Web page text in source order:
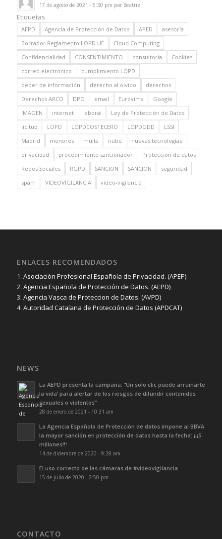
17 de agosto de 2021 - 5:30 pm por Beatriz
Etiquetas
AEPD Agencia de Protección de Datos APED
asesoría
Borrador Reglamento LOPD UE
Cloud Computing
Confidencialidad
CONSENTIMIENTO consultoría
Cookies
correo electrónico
cumplimiento LOPD
deber de información
derecho al olvido
derechos
Derechos ARCO
DPO email Eurovima
Google
IMAGEN
internet laboral
Ley de Protección de Datos
licitud
LOPD LOPDCOSTECERO LOPDGDD
LSSI
Madrid
menores multa nube
nuevas tecnologías
privacidad
procedimiento sancionador
Protección de datos
Redes Sociales
RGPD SANCION SANCIÓN
seguridad
spam
VIDEOVIGILANCIA vídeo-vigilancia
ENLACES RECOMENDADOS
1. Asociación Profesional Española de Privacidad. (APEP)
2. Agencia Española de Protección de Datos. (AEPD)
3. Agencia Vasca de Proteccion de Datos. (AVPD)
4. Autoridad Catalana de Protección de Datos (APDCAT)
NEWS
La AEPD presenta la campaña: “Un solo clic puede arruinarte
la vida’ para alertar de los riesgos de difundir contenidos
sexuales o violentos”
28 de enero de 2021 - 10:31 am
La Agencia Española de Protección de datos impone al BBVA
la mayor sanción en protección de datos hasta la fecha: ¡¡¡5
millones!!!
14 de diciembre de 2020 - 9:28 am
El uso correcto de las cámaras de #videovigilancia
15 de julio de 2020 - 2:50 pm
CONTACTO